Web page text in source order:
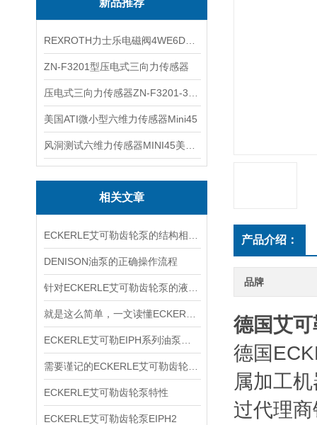
新品推荐
ZN-F3201型压电式三向力传感器
美国ATI微小型六维力传感器Mini45
相关文章
DENISON油泵的正确操作流程
ECKERLE艾可勒齿轮泵特性
ECKERLE艾可勒齿轮泵EIPH2
产品介绍：
品牌
德国艾
德国
属加工
过代理